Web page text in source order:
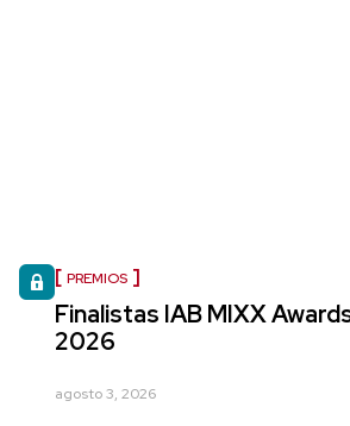
PREMIOS
Finalistas IAB MIXX
2026
agosto 3, 2026